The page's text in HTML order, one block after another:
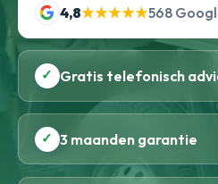
4,8★★★★★568
✓ Gratis telefonisch
✓ 3 maanden garantie